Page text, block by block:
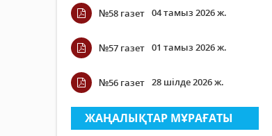
№58 газет 04 тамыз 2026 ж.
№57 газет 01 тамыз 2026 ж.
№56 газет 28 шілде 2026 ж.
ЖАҢАЛЫҚТАР МҰРАҒАТЫ